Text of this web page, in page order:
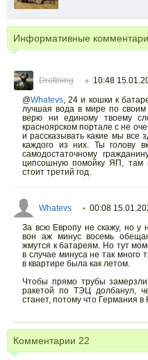
Информативные
Drottning ○ 10:48
@Whatevs 24 и кошки к
лучшая вода в мире по своим
верю ни единому твоему
красноярском портале с не
и рассказывать какие мы все
каждого из них. Ты голову
самодостаточному
ципсошную помойку ЯП, там
стоит третий год.
Whatevs • 00:08
За всю Европу не скажу, но у
вон аж минус восемь
жмутся к батареям. Но тут
в случае минуса не так много
в квартире была как летом.
Чтобы прямо трубы
ракетой по ТЭЦ долбанул,
станет, потому что Германия в
Комментарии 22